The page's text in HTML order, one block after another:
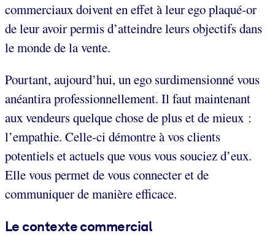
commerciaux doivent en effet à leur ego plaqué-or
de leur avoir permis d’atteindre leurs objectifs dans
le monde de la vente.
Pourtant, aujourd’hui, un ego surdimensionné vous
anéantira professionnellement. Il faut maintenant
aux vendeurs quelque chose de plus et de mieux :
l’empathie. Celle-ci démontre à vos clients
potentiels et actuels que vous vous souciez d’eux.
Elle vous permet de vous connecter et de
communiquer de manière efficace.
Le contexte commercial